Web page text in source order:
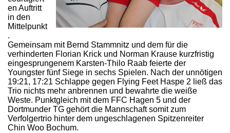
en Auftritt
in den
Mittelpunkt
.
Gemeinsam mit Bernd Stammnitz und dem für die
verhinderten Florian Krick und Norman Krause kurzfristig
eingesprungenem Karsten-Thilo Raab feierte der
Youngster fünf Siege in sechs Spielen. Nach der unnötigen
19:21, 17:21 Schlappe gegen Flying Feet Haspe 2 ließ das
Trio nichts mehr anbrennen und bewahrte die weiße
Weste. Punktgleich mit dem FFC Hagen 5 und der
Dortmunder TG gehört die Mannschaft somit zum
Verfolgertrio hinter dem ungeschlagenen Spitzenreiter
Chin Woo Bochum.